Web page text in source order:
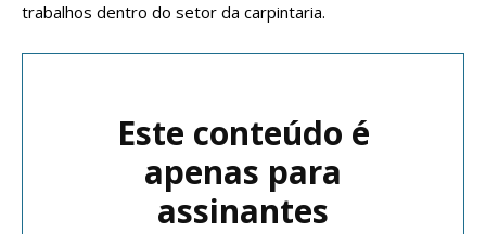
trabalhos dentro do setor da carpintaria.
Este conteúdo é
apenas para
assinantes